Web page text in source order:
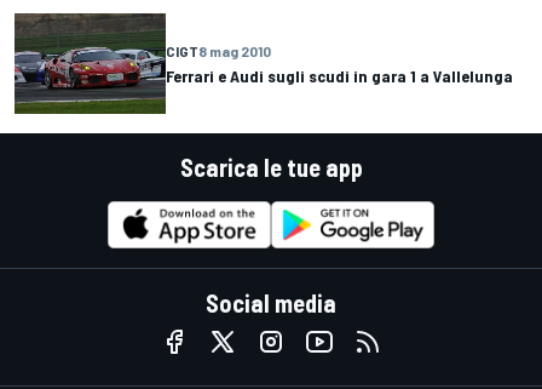
CIGT8 mag 2010
Ferrari e Audi sugli scudi in gara 1 a Vallelunga
Scarica le tue app
Social media